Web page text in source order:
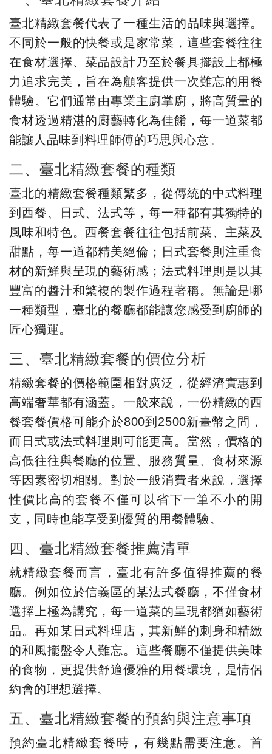
臺北精緻套餐代表了一種生活的品味與選擇。
不同於一般的快餐或是家常菜，這些套餐往往
在食材選擇、菜品設計乃至於餐具擺設上都極
力追求完美，旨在為顧客提供一次難忘的用餐
體驗。它們通常由專業主廚掌廚，將高質量的
食材透過精湛的廚藝轉化為佳餚，每一道菜都
能讓人品味到料理師傅的巧思與心意。
二、臺北精緻套餐的種類
臺北的精緻套餐種類繁多，從傳統的中式料理
到西餐、日式、法式等，每一種都有其獨特的
風味和特色。西餐套餐往往包括前菜、主菜及
甜點，每一道都精美絕倫；日式套餐則注重食
材的新鮮與呈現的藝術感；法式料理則是以其
豐富的醬汁和繁複的製作過程著稱。無論是哪
一種類型，臺北的餐廳都能讓您感受到廚師的
匠心獨運。
三、臺北精緻套餐的價位分析
精緻套餐的價格範圍相對廣泛，從經濟實惠到
高端奢華都有涵蓋。一般來說，一份精緻的西
餐套餐價格可能介於800到2500新臺幣之間，
而日式或法式料理則可能更高。當然，價格的
高低往往與餐廳的位置、服務質量、食材來源
等因素密切相關。對於一般消費者來說，選擇
性價比高的套餐不僅可以省下一筆不小的開
支，同時也能享受到優質的用餐體驗。
四、臺北精緻套餐推薦清單
就精緻套餐而言，臺北有許多值得推薦的餐
廳。例如位於信義區的某法式餐廳，不僅食材
選擇上極為講究，每一道菜的呈現都猶如藝術
品。再如某日式料理店，其新鮮的刺身和精緻
的和風擺盤令人難忘。這些餐廳不僅提供美味
的食物，更提供舒適優雅的用餐環境，是情侶
約會的理想選擇。
五、臺北精緻套餐的預約與注意事項
預約臺北精緻套餐時，有幾點需要注意。首